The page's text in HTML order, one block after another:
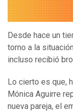
Desde hace un
torno a la
incluso recibió
Lo cierto es que,
Mónica Aguirre
nueva pareja, el